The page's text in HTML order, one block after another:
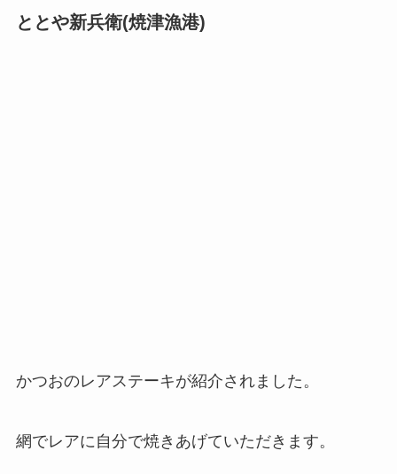
ととや新兵衛(焼津漁港)
かつおのレアステーキが紹介されました。
網でレアに自分で焼きあげていただきます。